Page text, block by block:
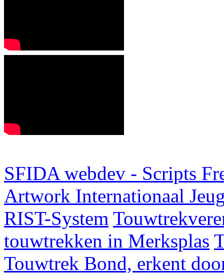
SFIDA webdev - Scripts
Artwork Internationaal
RIST-System
touwtrekken in Merksplas
Touwtrek Bond, erkent